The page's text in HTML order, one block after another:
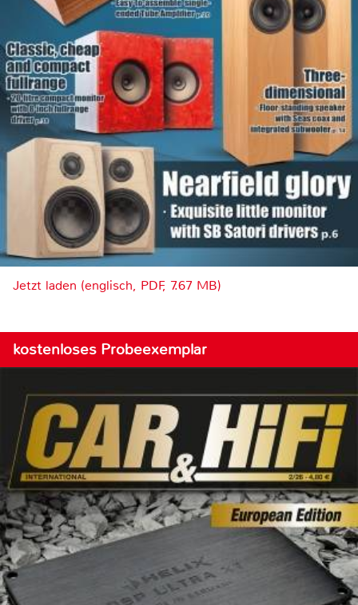
Jetzt laden (englisch, PDF, 7.67 MB)
kostenloses Probeexemplar